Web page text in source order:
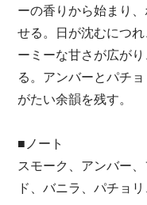
ーの香りから始まり
せる。日が沈むにつ
ーミーな甘さが広が
る。アンバーとパチ
がたい余韻を残す。
■ノート
スモーク、アンバー
ド、バニラ、パチョ